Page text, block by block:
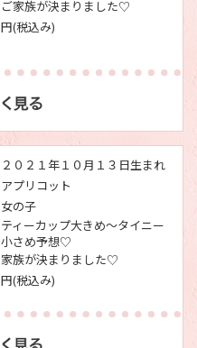
ご家族が決まりました♡
円(税込み)
２０２１年１０月１３日生まれ
アプリコット
女の子
ティーカップ大きめ～タイニー
小さめ予想♡
家族が決まりました♡
円(税込み)